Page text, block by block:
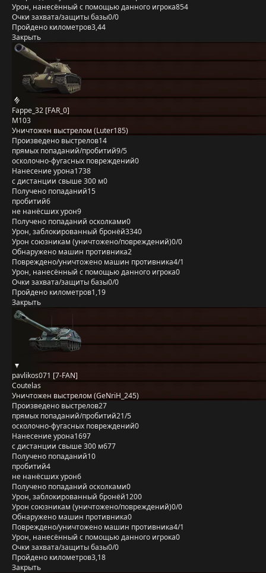
Урон, нанесённый с помощью данного игрока854
Очки захвата/защиты базы0/0
Пройдено километров3,44
Закрыть
Fappe_32 [FAR_0]
M103
Уничтожен выстрелом (Luter185)
Произведено выстрелов14
прямых попаданий/пробитий9/5
осколочно-фугасных повреждений0
Нанесение урона1738
с дистанции свыше 300 м0
Получено попаданий15
пробитий6
не нанёсших урон9
Получено попаданий осколками0
Урон, заблокированный бронёй3340
Урон союзникам (уничтожено/повреждений)0/0
Обнаружено машин противника2
Повреждено/уничтожено машин противника4/1
Урон, нанесённый с помощью данного игрока0
Очки захвата/защиты базы0/0
Пройдено километров1,19
Закрыть
pavlikos071 [7-FAN]
Coutelas
Уничтожен выстрелом (GeNriH_245)
Произведено выстрелов27
прямых попаданий/пробитий21/5
осколочно-фугасных повреждений0
Нанесение урона1697
с дистанции свыше 300 м677
Получено попаданий10
пробитий4
не нанёсших урон6
Получено попаданий осколками0
Урон, заблокированный бронёй1200
Урон союзникам (уничтожено/повреждений)0/0
Обнаружено машин противника0
Повреждено/уничтожено машин противника4/1
Урон, нанесённый с помощью данного игрока0
Очки захвата/защиты базы0/0
Пройдено километров3,18
Закрыть